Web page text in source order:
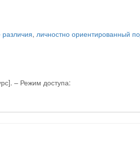
, личностно ориентированный
– Режим доступа: